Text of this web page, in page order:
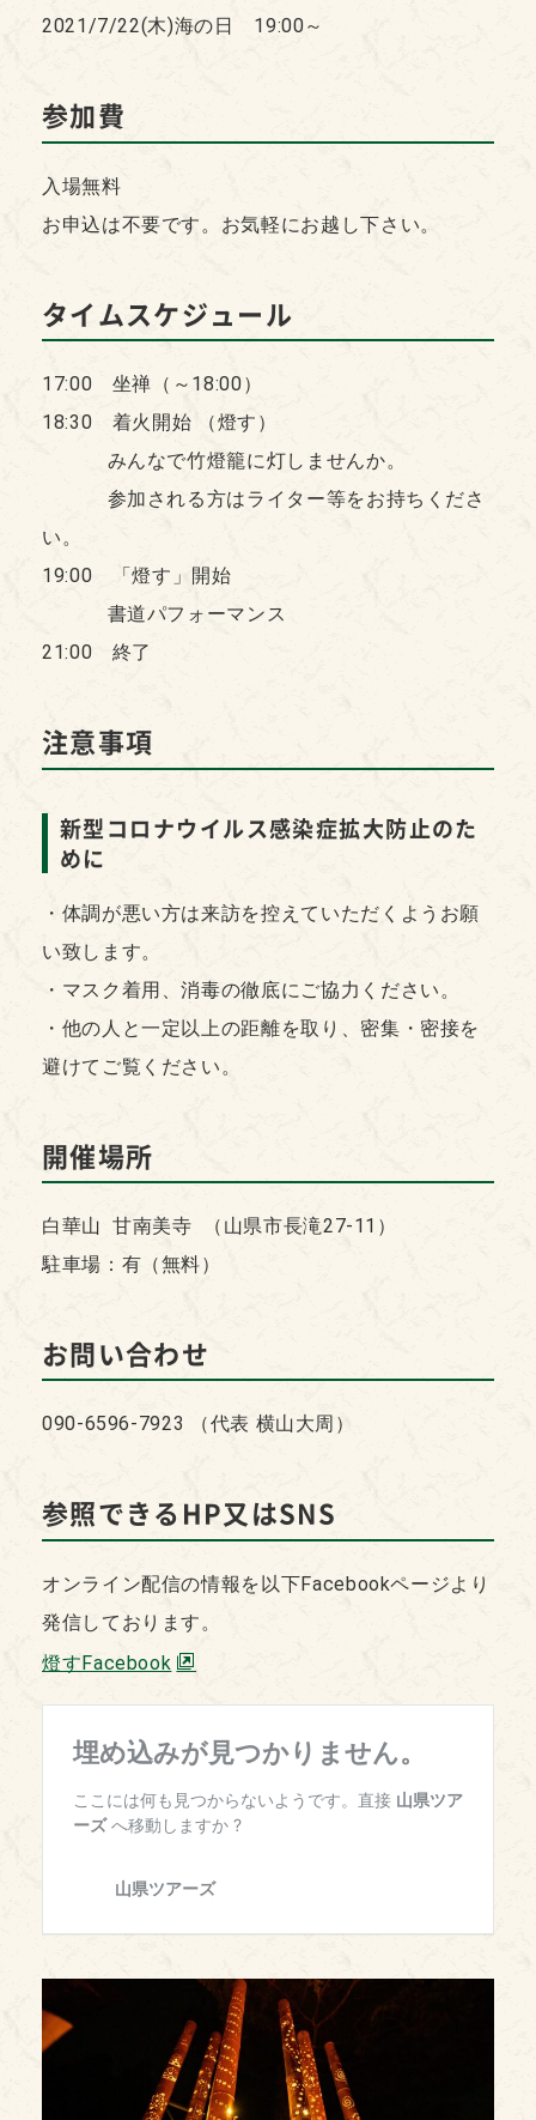
2021/7/22(木)海の日 19:00～
参加費
入場無料
お申込は不要です。お気軽にお越し下さい。
タイムスケジュール
17:00 坐禅（～18:00）
18:30 着火開始 （燈す）
みんなで竹燈籠に灯しませんか。
参加される方はライター等をお持ちくださ
い。
19:00 「燈す」開始
書道パフォーマンス
21:00 終了
注意事項
新型コロナウイルス感染症拡大防止のた
めに
・体調が悪い方は来訪を控えていただくようお願
い致します。
・マスク着用、消毒の徹底にご協力ください。
・他の人と一定以上の距離を取り、密集・密接を
避けてご覧ください。
開催場所
白華山 甘南美寺 （山県市長滝27-11）
駐車場：有（無料）
お問い合わせ
090-6596-7923 （代表 横山大周）
参照できるHP又はSNS
オンライン配信の情報を以下Facebookページより
発信しております。
燈すFacebook